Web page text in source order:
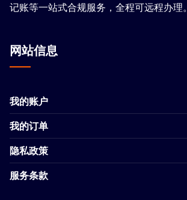
记账等一站式合规服务，全程可远程办理。
网站信息
我的账户
我的订单
隐私政策
服务条款